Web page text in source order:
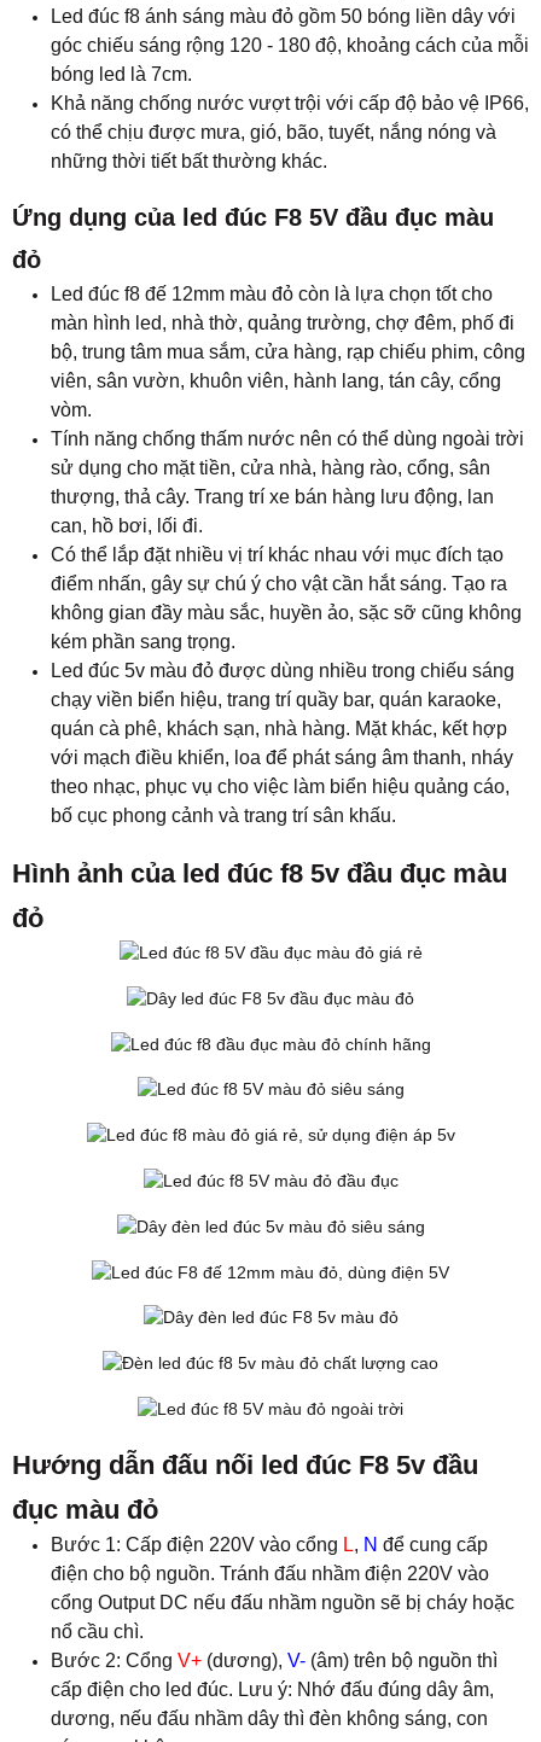
Led đúc f8 ánh sáng màu đỏ gồm 50 bóng liền dây với
góc chiếu sáng rộng 120 - 180 độ, khoảng cách của mỗi
bóng led là 7cm.
Khả năng chống nước vượt trội với cấp độ bảo vệ IP66,
có thể chịu được mưa, gió, bão, tuyết, nắng nóng và
những thời tiết bất thường khác.
Ứng dụng của led đúc F8 5V đầu đục màu
đỏ
Led đúc f8 đế 12mm màu đỏ còn là lựa chọn tốt cho
màn hình led, nhà thờ, quảng trường, chợ đêm, phố đi
bộ, trung tâm mua sắm, cửa hàng, rạp chiếu phim, công
viên, sân vườn, khuôn viên, hành lang, tán cây, cổng
vòm.
Tính năng chống thấm nước nên có thể dùng ngoài trời
sử dụng cho mặt tiền, cửa nhà, hàng rào, cổng, sân
thượng, thả cây. Trang trí xe bán hàng lưu động, lan
can, hồ bơi, lối đi.
Có thể lắp đặt nhiều vị trí khác nhau với mục đích tạo
điểm nhấn, gây sự chú ý cho vật cần hắt sáng. Tạo ra
không gian đầy màu sắc, huyền ảo, sặc sỡ cũng không
kém phần sang trọng.
Led đúc 5v màu đỏ được dùng nhiều trong chiếu sáng
chạy viền biển hiệu, trang trí quầy bar, quán karaoke,
quán cà phê, khách sạn, nhà hàng. Mặt khác, kết hợp
với mạch điều khiển, loa để phát sáng âm thanh, nháy
theo nhạc, phục vụ cho việc làm biển hiệu quảng cáo,
bố cục phong cảnh và trang trí sân khấu.
​Hình ảnh của led đúc f8 5v đầu đục màu
đỏ
Hướng dẫn đấu nối led đúc F8 5v đầu
đục màu đỏ
Bước 1: Cấp điện 220V vào cổng L, N để cung cấp
điện cho bộ nguồn. Tránh đấu nhầm điện 220V vào
cổng Output DC nếu đấu nhầm nguồn sẽ bị cháy hoặc
nổ cầu chì.
Bước 2: Cổng V+ (dương), V- (âm) trên bộ nguồn thì
cấp điện cho led đúc. Lưu ý: Nhớ đấu đúng dây âm,
dương, nếu đấu nhầm dây thì đèn không sáng, con